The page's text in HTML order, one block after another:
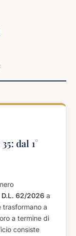
dal 1°
62/2026 a
a
a termine di
consiste